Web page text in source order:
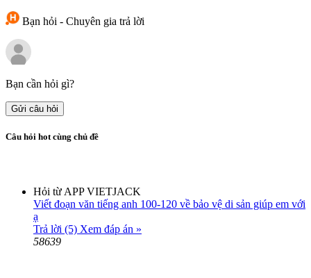
Bạn hỏi - Chuyên gia trả lời
Bạn cần hỏi gì?
Gửi câu hỏi
Câu hỏi hot cùng chủ đề
Hỏi từ APP VIETJACK
Viết đoạn văn tiếng anh 100-120 về bảo vệ di sản giúp em với
ạ
Trả lời (5) Xem đáp án »
58639